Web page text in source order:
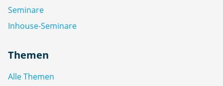
Seminare
Inhouse-Seminare
Themen
Alle Themen